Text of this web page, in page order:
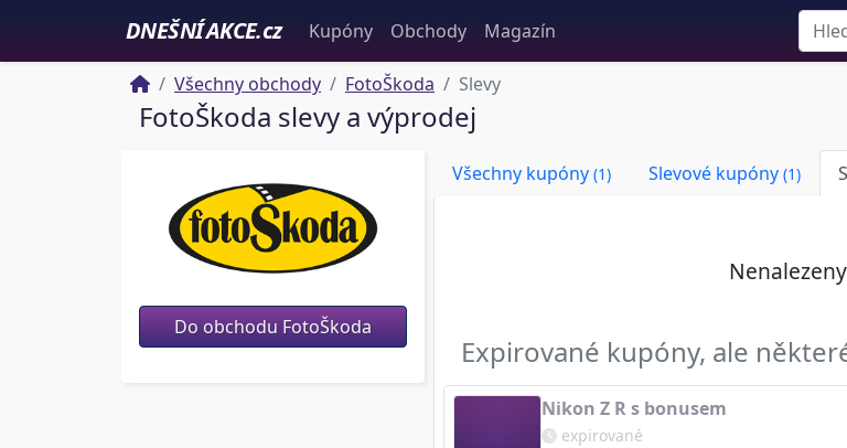
DNEŠNÍ AKCE.cz Kupóny Obchody Magazín
Všechny obchody FotoŠkoda Slevy
FotoŠkoda slevy a výprodej
Do obchodu FotoŠkoda
Všechny kupóny (1) Slevové kupóny (1)
Expirované kupóny, ale
Nikon Z R s bonusem
expirované